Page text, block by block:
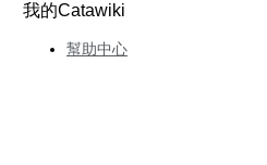
我的Catawiki
幫助中心